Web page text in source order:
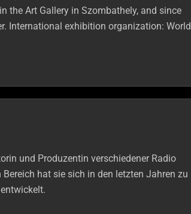
the Art Gallery in Szombathely, and since
International exhibition organization: World
und Produzentin verschiedener Radio
hat sie sich in den letzten Jahren zu